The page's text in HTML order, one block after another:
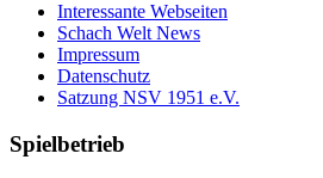
Interessante Webseiten
Schach Welt News
Impressum
Datenschutz
Satzung NSV 1951 e.V.
Spielbetrieb